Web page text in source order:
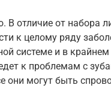
отличие от набора
к целому ряду
системе и в
к проблемам с
они могут быть